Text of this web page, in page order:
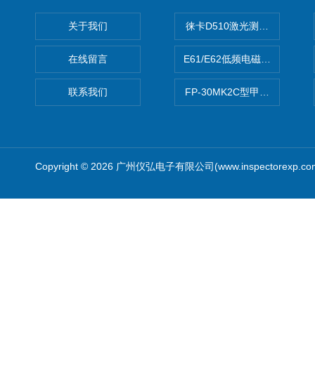
关于我们
在线留言
联系我们
徕卡D510激光测距仪
E61/E62低频电磁场强度分析
FP-30MK2C型甲醛检测仪
Copyright © 2026 广州仪弘电子有限公司